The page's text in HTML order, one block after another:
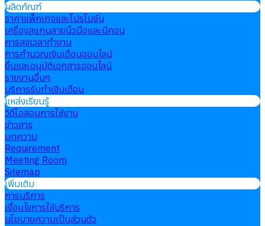
ผลิตภัณฑ์
ราคาแพ็กเกจและโปรโมชั่น
เครื่องสแกนลายนิ้วมือและบีคอน
การลงเวลาทำงาน
การคำนวณเงินเดือนออนไลน์
ยื่นและอนุมัติเอกสารออนไลน์
รายงานอื่นๆ
บริการรับทำเงินเดือน
แหล่งเรียนรู้
วิดีโอสอนการใช้งาน
ข่าวสาร
บทความ
Requirement
Meeting Room
Sitemap
เพิ่มเติม
การบริการ
เงื่อนไขการใช้บริการ
นโยบายความเป็นส่วนตัว